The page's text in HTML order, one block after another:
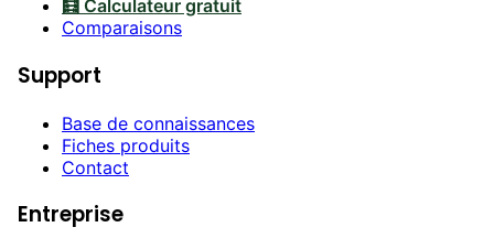
🧮 Calculateur gratuit
Comparaisons
Support
Base de connaissances
Fiches produits
Contact
Entreprise